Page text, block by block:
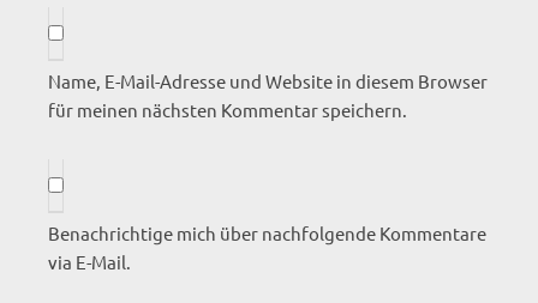
Name, E-Mail-Adresse und Website in diesem Browser
für meinen nächsten Kommentar speichern.
Benachrichtige mich über nachfolgende Kommentare
via E-Mail.